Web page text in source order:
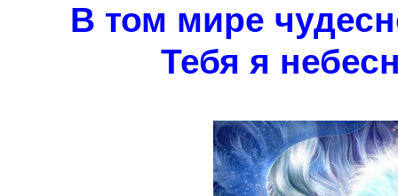
В том мире
Тебя я